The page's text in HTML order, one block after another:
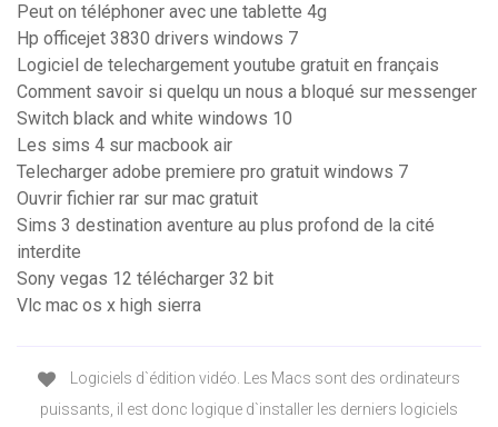
Peut on téléphoner avec une tablette 4g
Hp officejet 3830 drivers windows 7
Logiciel de telechargement youtube gratuit en français
Comment savoir si quelqu un nous a bloqué sur messenger
Switch black and white windows 10
Les sims 4 sur macbook air
Telecharger adobe premiere pro gratuit windows 7
Ouvrir fichier rar sur mac gratuit
Sims 3 destination aventure au plus profond de la cité
interdite
Sony vegas 12 télécharger 32 bit
Vlc mac os x high sierra
Logiciels d`édition vidéo. Les Macs sont des ordinateurs
puissants, il est donc logique d`installer les derniers logiciels